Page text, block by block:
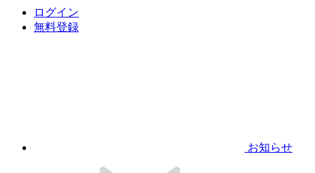
ログイン
無料登録
お知らせ